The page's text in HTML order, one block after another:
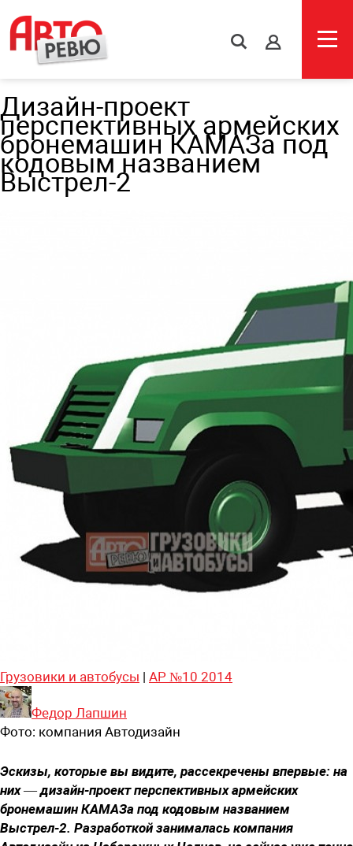
s
Дизайн-проект
перспективных армейских
бронемашин КАМАЗа под
кодовым названием
Выстрел-2
Грузовики и автобусы | АР №10 2014
Федор Лапшин
Фото: компания Автодизайн
Эскизы, которые вы видите, рассекречены впервые: на
них — дизайн-проект перспективных армейских
бронемашин КАМАЗа под кодовым названием
Выстрел-2. Разработкой занималась компания